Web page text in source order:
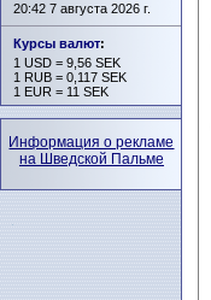
20:42 7 августа 2026 г.
Курсы валют:
1 USD = 9,56 SEK
1 RUB = 0,117 SEK
1 EUR = 11 SEK
Информация о рекламе
на Шведской Пальме